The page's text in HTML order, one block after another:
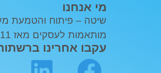
מי אנחנו
מותאמות לעסקים מאז 2011
עקבו אחרינו